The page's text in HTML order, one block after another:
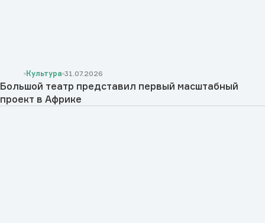
Культура 31.07.2026
Большой театр представил первый масштабный
проект в Африке